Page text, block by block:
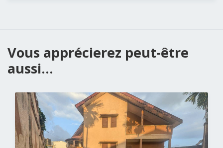
Vous apprécierez peut-être
aussi...